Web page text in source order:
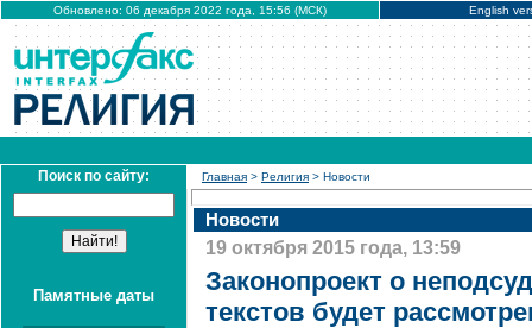
Обновлено: 06 декабря 2022 года, 15:56 (МСК) English
Поиск по сайту:
Памятные даты
Главная > Религия > Новости
Новости
19 октября 2015 года, 13:59
Законопроект о
текстов будет